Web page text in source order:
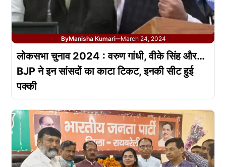
ByManisha Kumari—March 24, 2024
लोकसभा चुनाव 2024 : वरुण गांधी, वीके सिंह और…
BJP ने इन सांसदों का काटा टिकट, इनकी सीट हुई
पक्की